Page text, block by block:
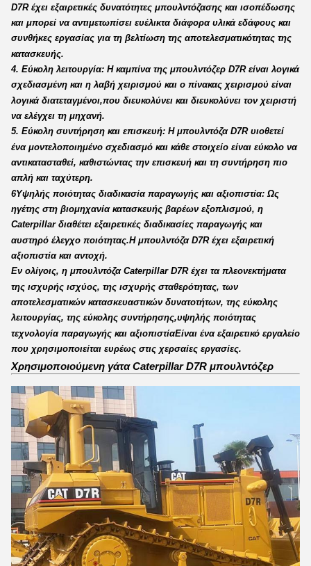
D7R έχει εξαιρετικές δυνατότητες μπουλντόζασης και ισοπέδωσης
και μπορεί να αντιμετωπίσει ευέλικτα διάφορα υλικά εδάφους και
συνθήκες εργασίας για τη βελτίωση της αποτελεσματικότητας της
κατασκευής.
4. Εύκολη λειτουργία: Η καμπίνα της μπουλντόζερ D7R είναι λογικά
σχεδιασμένη και η λαβή χειρισμού και ο πίνακας χειρισμού είναι
λογικά διατεταγμένοι,που διευκολύνει και διευκολύνει τον χειριστή
να ελέγχει τη μηχανή.
5. Εύκολη συντήρηση και επισκευή: Η μπουλντόζα D7R υιοθετεί
ένα μοντελοποιημένο σχεδιασμό και κάθε στοιχείο είναι εύκολο να
αντικατασταθεί, καθιστώντας την επισκευή και τη συντήρηση πιο
απλή και ταχύτερη.
6Υψηλής ποιότητας διαδικασία παραγωγής και αξιοπιστία: Ως
ηγέτης στη βιομηχανία κατασκευής βαρέων εξοπλισμού, η
Caterpillar διαθέτει εξαιρετικές διαδικασίες παραγωγής και
αυστηρό έλεγχο ποιότητας.Η μπουλντόζα D7R έχει εξαιρετική
αξιοπιστία και αντοχή.
Εν ολίγοις, η μπουλντόζα Caterpillar D7R έχει τα πλεονεκτήματα
της ισχυρής ισχύος, της ισχυρής σταθερότητας, των
αποτελεσματικών κατασκευαστικών δυνατοτήτων, της εύκολης
λειτουργίας, της εύκολης συντήρησης,υψηλής ποιότητας
τεχνολογία παραγωγής και αξιοπιστίαΕίναι ένα εξαιρετικό εργαλείο
που χρησιμοποιείται ευρέως στις χερσαίες εργασίες.
Χρησιμοποιούμενη γάτα Caterpillar D7R μπουλντόζερ